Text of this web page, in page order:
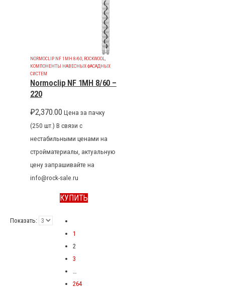
NORMOCLIP NF 1MH 8/60 ROCKWOOL
КОМПОНЕНТЫ НАВЕСНЫХ ФАСАДНЫХ
СИСТЕМ
Normoclip NF 1MH 8/60 –
220
₽2,370.00 Цена за пачку
(250 шт.) В связи с
нестабильными ценами на
стройматериалы, актуальную
цену запрашивайте на
info@rock-sale.ru
КУПИТЬ
Показать:
1
2
3
264